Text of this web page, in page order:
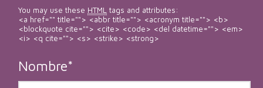
You may use these HTML tags and attributes:
<a href="" title=""> <abbr title=""> <acronym title=""> <b>
<blockquote cite=""> <cite> <code> <del datetime=""> <em>
<i> <q cite=""> <s> <strike> <strong>
Nombre*